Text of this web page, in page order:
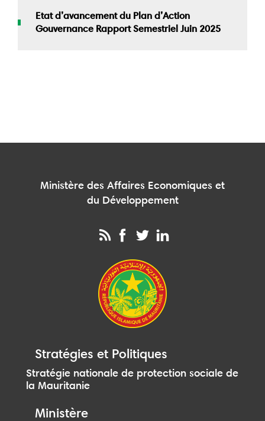
Etat d’avancement du Plan d’Action
Gouvernance Rapport Semestriel Juin 2025
Ministère des Affaires Economiques et
du Développement
Stratégies et Politiques
Stratégie nationale de protection sociale de
la Mauritanie
Ministère